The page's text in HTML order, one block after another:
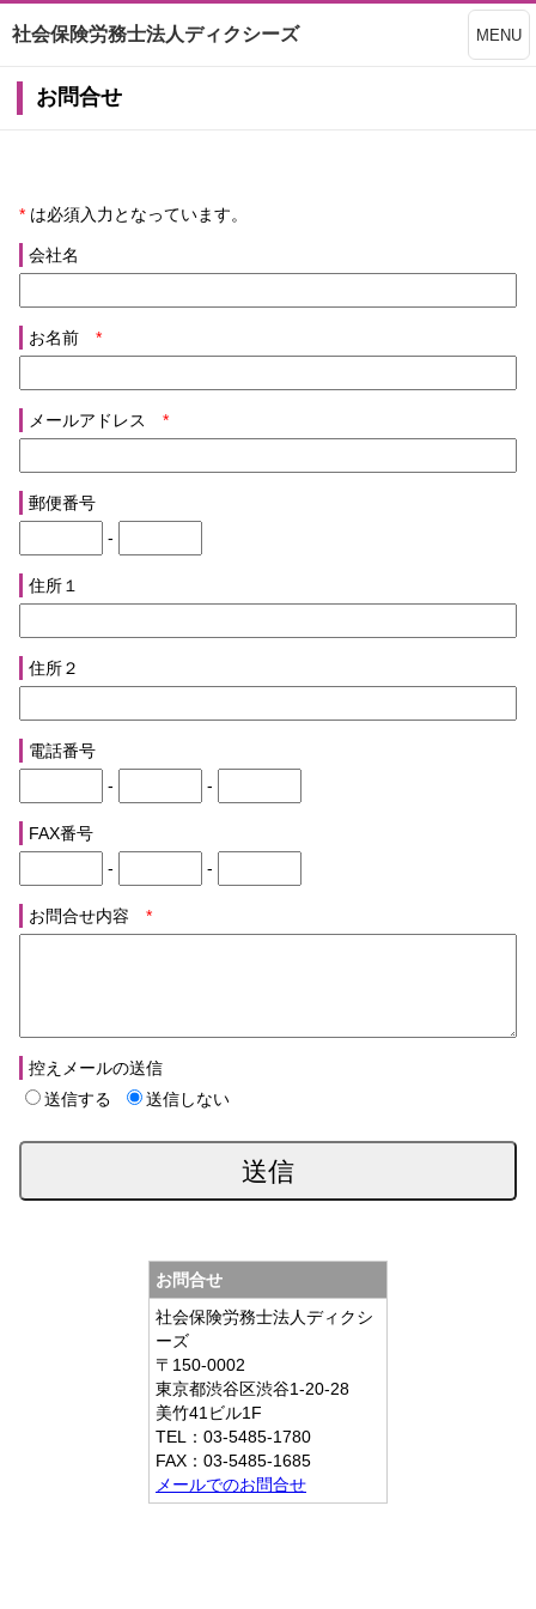
社会保険労務士法人ディクシーズ MENU
お問合せ
* は必須入力となっています。
会社名
お名前 *
メールアドレス *
郵便番号
-
住所１
住所２
電話番号
-
-
FAX番号
-
-
お問合せ内容 *
控えメールの送信
送信する
送信しない
お問合せ
社会保険労務士法人ディクシ
ーズ
〒150-0002
東京都渋谷区渋谷1-20-28
美竹41ビル1F
TEL： 03-5485-1780
FAX： 03-5485-1685
メールでのお問合せ